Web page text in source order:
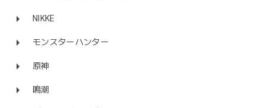
NIKKE
モンスターハンター
原神
鳴潮